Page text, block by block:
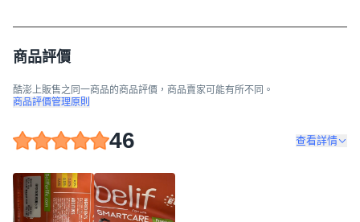
商品評價
酷澎上販售之同一商品的商品評價，商品賣家可能有所不同。
商品評價管理原則
46 查看詳情